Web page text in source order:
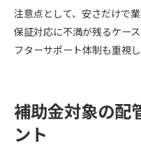
注意点として、安さだけで
保証対応に不満が残るケー
フターサポート体制も重視
補助金対象の配
ント